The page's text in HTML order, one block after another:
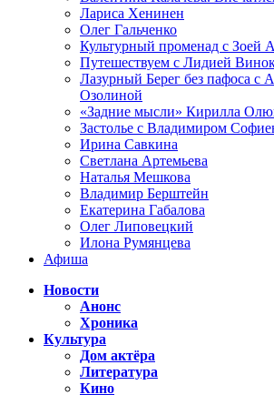
Лариса Хенинен
Олег Гальченко
Культурный променад с Зоей
Путешествуем с Лидией
Лазурный Берег без пафоса с
Озолиной
«Задние мысли» Кирилла
Застолье с Владимиром
Ирина Савкина
Светлана Артемьева
Наталья Мешкова
Владимир Берштейн
Екатерина Габалова
Олег Липовецкий
Илона Румянцева
Афиша
Новости
Анонс
Хроника
Культура
Дом актёра
Литература
Кино